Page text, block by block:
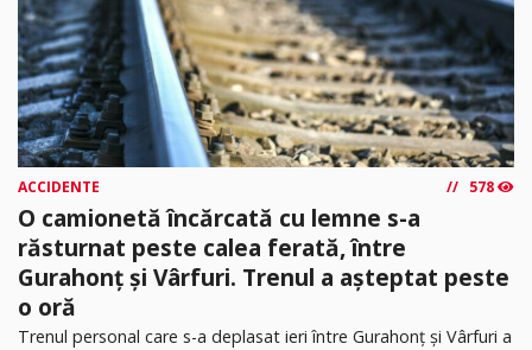
ACCIDENTE 578
O camionetă încărcată cu lemne s-a
răsturnat peste calea ferată, între
Gurahonț și Vârfuri. Trenul a așteptat peste
o oră
Trenul personal care s-a deplasat ieri între Gurahonț și Vârfuri a